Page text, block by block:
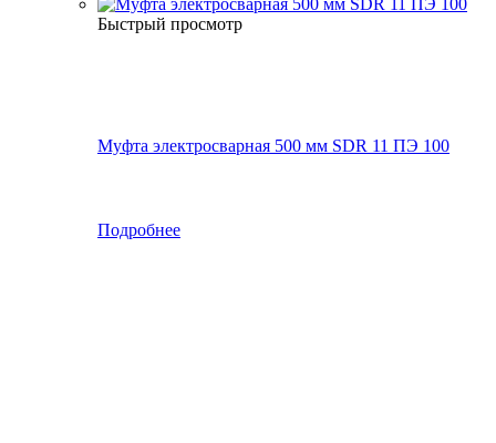
Быстрый просмотр
Муфта электросварная 500 мм SDR 11 ПЭ 100
Подробнее